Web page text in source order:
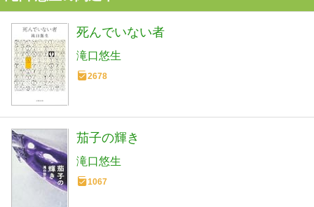
死んでいない者
滝口悠生
2678
茄子の輝き
滝口悠生
1067